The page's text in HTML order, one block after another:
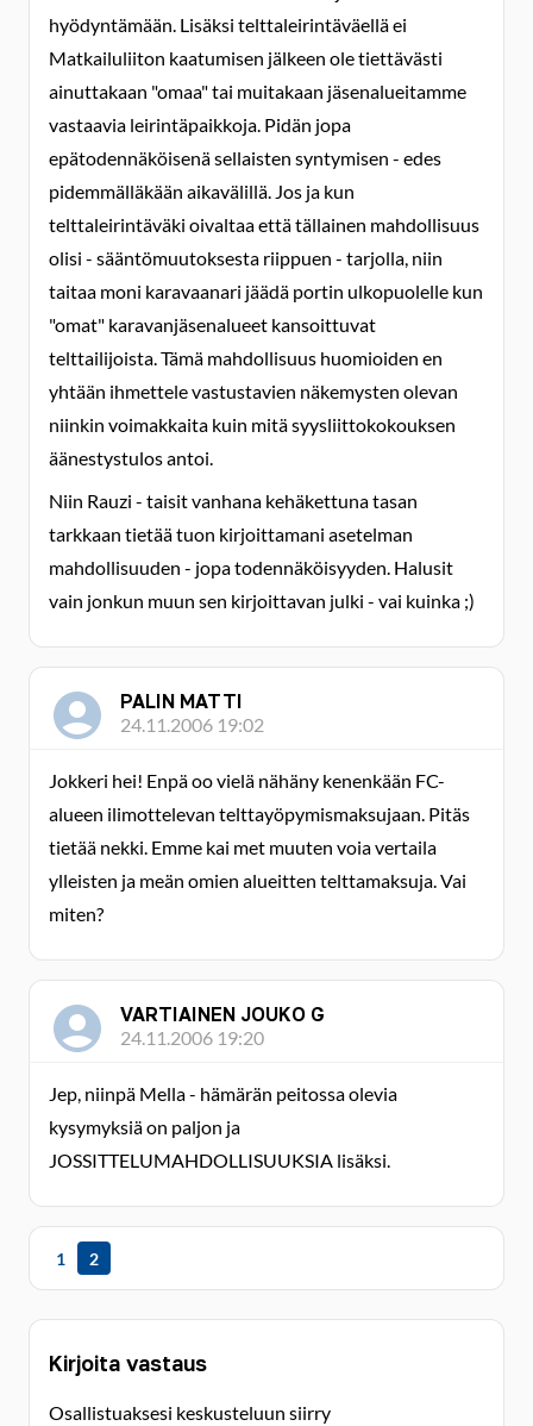
hyödyntämään. Lisäksi telttaleirintäväellä ei
Matkailuliiton kaatumisen jälkeen ole tiettävästi
ainuttakaan "omaa" tai muitakaan jäsenalueitamme
vastaavia leirintäpaikkoja. Pidän jopa
epätodennäköisenä sellaisten syntymisen - edes
pidemmälläkään aikavälillä. Jos ja kun
telttaleirintäväki oivaltaa että tällainen mahdollisuus
olisi - sääntömuutoksesta riippuen - tarjolla, niin
taitaa moni karavaanari jäädä portin ulkopuolelle kun
"omat" karavanjäsenalueet kansoittuvat
telttailijoista. Tämä mahdollisuus huomioiden en
yhtään ihmettele vastustavien näkemysten olevan
niinkin voimakkaita kuin mitä syysliittokokouksen
äänestystulos antoi.
Niin Rauzi - taisit vanhana kehäkettuna tasan
tarkkaan tietää tuon kirjoittamani asetelman
mahdollisuuden - jopa todennäköisyyden. Halusit
vain jonkun muun sen kirjoittavan julki - vai kuinka ;)
PALIN MATTI
24.11.2006 19:02
Jokkeri hei! Enpä oo vielä nähäny kenenkään FC-
alueen ilimottelevan telttayöpymismaksujaan. Pitäs
tietää nekki. Emme kai met muuten voia vertaila
ylleisten ja meän omien alueitten telttamaksuja. Vai
miten?
VARTIAINEN JOUKO G
24.11.2006 19:20
Jep, niinpä Mella - hämärän peitossa olevia
kysymyksiä on paljon ja
JOSSITTELUMAHDOLLISUUKSIA lisäksi.
1 2
Kirjoita vastaus
Osallistuaksesi keskusteluun siirry